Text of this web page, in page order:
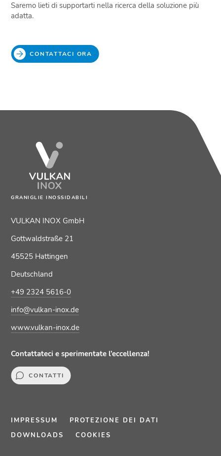
Saremo lieti di supportarti nella ricerca della soluzione più
adatta.
CONTATTACI ORA
GRANIGLIE INOSSIDABILI
VULKAN INOX GmbH
Gottwaldstraße 21
45525 Hattingen
Deutschland
+49 2324 5616-0
info@vulkan-inox.de
www.vulkan-inox.de
Contattateci e sperimentate l’eccellenza!
CONTATTI
IMPRESSUM
PROTEZIONE DEI DATI
DOWNLOADS
COOKIES